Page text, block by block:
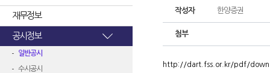
재무정보
공시정보
일반공시
수시공시
작성자 한양증권
첨부
http://dart.fss.or.kr/pdf/